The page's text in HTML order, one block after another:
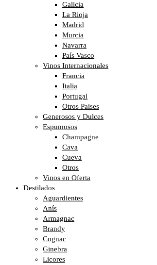
Galicia
La Rioja
Madrid
Murcia
Navarra
País Vasco
Vinos Internacionales
Francia
Italia
Portugal
Otros Paises
Generosos y Dulces
Espumosos
Champagne
Cava
Cueva
Otros
Vinos en Oferta
Destilados
Aguardientes
Anís
Armagnac
Brandy
Cognac
Ginebra
Licores